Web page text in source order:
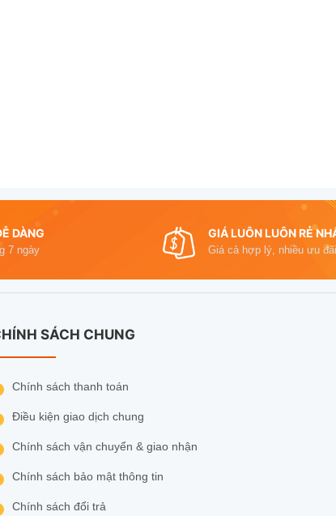
DÀNG
7 ngày
GIÁ LUÔN LUÔN RẺ
Giá cả hợp lý, nhiều ưu
SÁCH CHUNG
Chính sách thanh toán
Điều kiện giao dịch chung
Chính sách vận chuyển & giao nhận
Chính sách bảo mật thông tin
Chính sách đổi trả